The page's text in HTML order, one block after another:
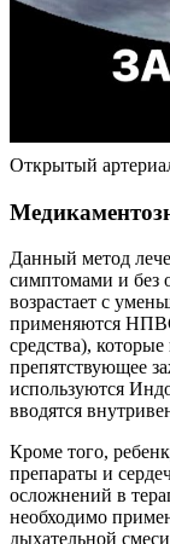
Открытый
Данный метод
симптомами и без
возрастает с
применяются
средства),
препятствующее
используются
вводятся
Кроме того,
препараты и
осложнений в
необходимо
дыхательной